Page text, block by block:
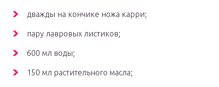
дважды на кончике ножа карри;
пару лавровых листиков;
600 мл воды;
150 мл растительного масла;